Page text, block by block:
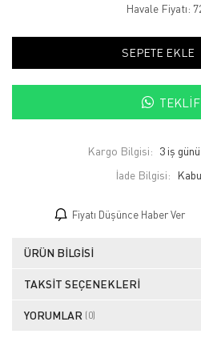
Havale Fiyatı:
SEPETE EKLE
TEKLIF
Kargo Bilgisi: 3 iş
İade Bilgisi:
Fiyatı Düşünce Haber Ver
ÜRÜN BILGISI
TAKSIT SEÇENEKLERI
YORUMLAR (0)